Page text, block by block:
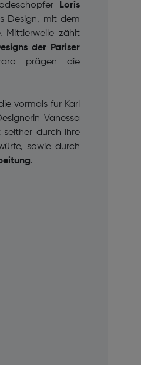
Loris
Design, mit dem
Mittlerweile zählt
der Pariser
prägen die
vormals für Karl
Vanessa
durch ihre
sowie durch
.